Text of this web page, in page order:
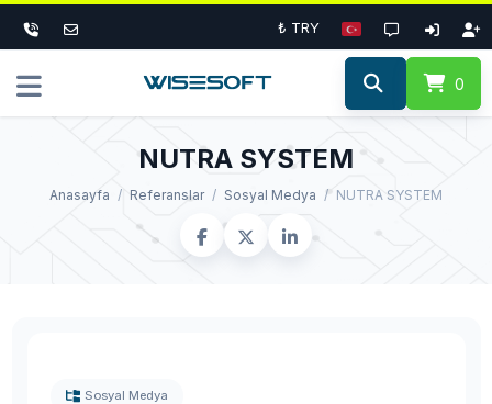
₺ TRY
0
NUTRA SYSTEM
Anasayfa Referanslar Sosyal Medya NUTRA SYSTEM
Sosyal Medya